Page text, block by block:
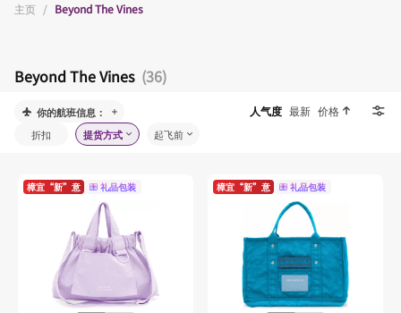
主页 / Beyond The Vines
Beyond The Vines (36)
你的航班信息： 人气度 最新 价格
折扣 提货方式 起飞前
樟宜“新”意 礼品包装 樟宜“新”意 礼品包装